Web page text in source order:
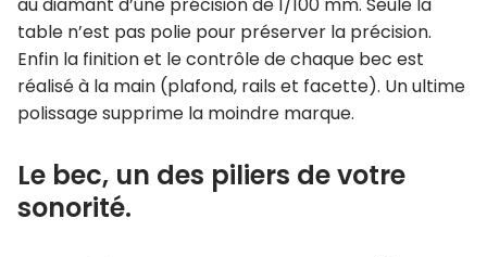
au diamant d’une précision de 1/100 mm. Seule la
table n’est pas polie pour préserver la précision.
Enfin la finition et le contrôle de chaque bec est
réalisé à la main (plafond, rails et facette). Un ultime
polissage supprime la moindre marque.
Le bec, un des piliers de votre
sonorité.